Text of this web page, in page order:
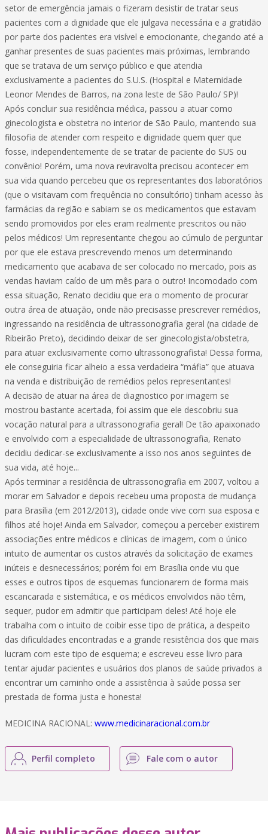
setor de emergência jamais o fizeram desistir de tratar seus
pacientes com a dignidade que ele julgava necessária e a gratidão
por parte dos pacientes era visível e emocionante, chegando até a
ganhar presentes de suas pacientes mais próximas, lembrando
que se tratava de um serviço público e que atendia
exclusivamente a pacientes do S.U.S. (Hospital e Maternidade
Leonor Mendes de Barros, na zona leste de São Paulo/ SP)!
Após concluir sua residência médica, passou a atuar como
ginecologista e obstetra no interior de São Paulo, mantendo sua
filosofia de atender com respeito e dignidade quem quer que
fosse, independentemente de se tratar de paciente do SUS ou
convênio! Porém, uma nova reviravolta precisou acontecer em
sua vida quando percebeu que os representantes dos laboratórios
(que o visitavam com frequência no consultório) tinham acesso às
farmácias da região e sabiam se os medicamentos que estavam
sendo promovidos por eles eram realmente prescritos ou não
pelos médicos! Um representante chegou ao cúmulo de perguntar
por que ele estava prescrevendo menos um determinando
medicamento que acabava de ser colocado no mercado, pois as
vendas haviam caído de um mês para o outro! Incomodado com
essa situação, Renato decidiu que era o momento de procurar
outra área de atuação, onde não precisasse prescrever remédios,
ingressando na residência de ultrassonografia geral (na cidade de
Ribeirão Preto), decidindo deixar de ser ginecologista/obstetra,
para atuar exclusivamente como ultrassonografista! Dessa forma,
ele conseguiria ficar alheio a essa verdadeira “máfia” que atuava
na venda e distribuição de remédios pelos representantes!
A decisão de atuar na área de diagnostico por imagem se
mostrou bastante acertada, foi assim que ele descobriu sua
vocação natural para a ultrassonografia geral! De tão apaixonado
e envolvido com a especialidade de ultrassonografia, Renato
decidiu dedicar-se exclusivamente a isso nos anos seguintes de
sua vida, até hoje...
Após terminar a residência de ultrassonografia em 2007, voltou a
morar em Salvador e depois recebeu uma proposta de mudança
para Brasília (em 2012/2013), cidade onde vive com sua esposa e
filhos até hoje! Ainda em Salvador, começou a perceber existirem
associações entre médicos e clínicas de imagem, com o único
intuito de aumentar os custos através da solicitação de exames
inúteis e desnecessários; porém foi em Brasília onde viu que
esses e outros tipos de esquemas funcionarem de forma mais
escancarada e sistemática, e os médicos envolvidos não têm,
sequer, pudor em admitir que participam deles! Até hoje ele
trabalha com o intuito de coibir esse tipo de prática, a despeito
das dificuldades encontradas e a grande resistência dos que mais
lucram com este tipo de esquema; e escreveu esse livro para
tentar ajudar pacientes e usuários dos planos de saúde privados a
encontrar um caminho onde a assistência à saúde possa ser
prestada de forma justa e honesta!
MEDICINA RACIONAL: www.medicinaracional.com.br
Perfil completo Fale com o autor